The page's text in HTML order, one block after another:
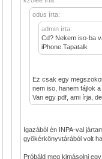
odus írta:
admin írta:
Cd? Nekem iso-ba
iPhone Tapatalk
Ez csak egy
nem iso, hanem fájlok
Van egy pdf, ami írja,
Igazából én INPA-val
gyökérkönyvtárából volt
Próbáld meg kimásolni